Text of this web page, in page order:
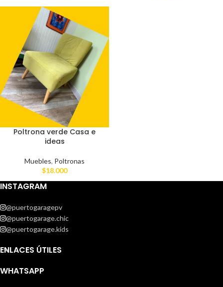
Poltrona verde Casa e
ideas
Muebles, Poltronas
$18.000
INSTAGRAM
@puertogaragepv
@puertogarage.chic
@puertogarage.kids
ENLACES ÚTILES
WHATSAPP